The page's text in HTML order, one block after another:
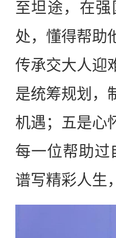
至坦途，在
处，懂得帮助
传承交大人迎
是统筹规划，
机遇；五是心
每一位帮助过
谱写精彩人生